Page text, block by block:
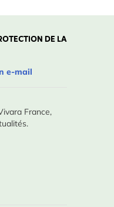
DE LA
e-mail
France,